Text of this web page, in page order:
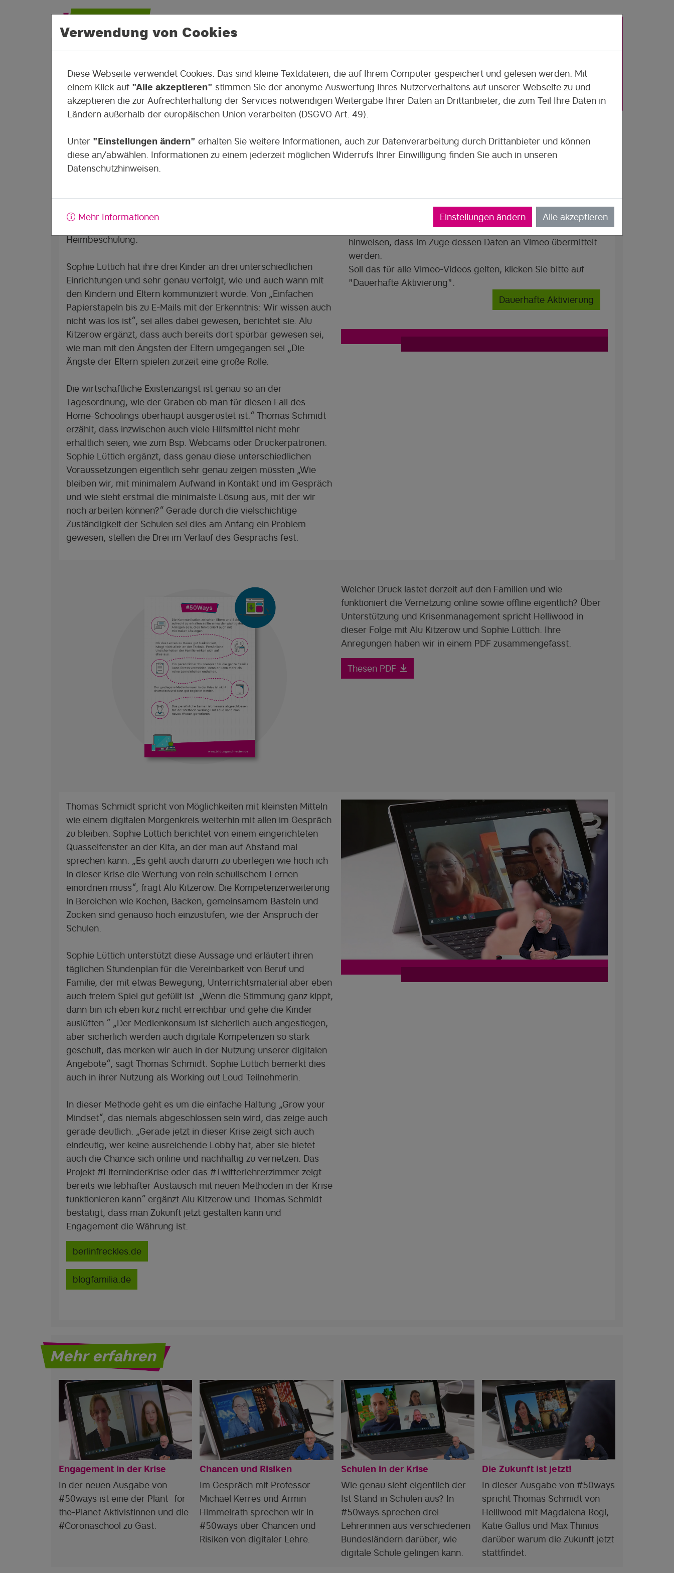
Schulfrust in der Krise
Über Schulfrust #Homeschooling und Kommunikation in Zeiten der Krise geht
es in dieser Folge von #50ways mit der Zukunftsforscherin Alu Kitzerow und
der Referentin Sophie Lüttich.
Helliwood mit der dreifachen Mutter und PR-Mitarbeiterin von
Fröbel e.V. Sophie Lüttich und der Zukunftsforscherin und
Heimbeschulung.
Sophie Lüttich hat ihre drei Kinder an drei unterschiedlichen
Einrichtungen und sehr genau verfolgt, wie und auch wann mit
den Kindern und Eltern kommuniziert wurde. Von „Einfachen
Papierstapeln bis zu E-Mails mit der Erkenntnis: Wir wissen auch
nicht was los ist“, sei alles dabei gewesen, berichtet sie. Alu
Kitzerow ergänzt, dass auch bereits dort spürbar gewesen sei,
wie man mit den Ängsten der Eltern umgegangen sei „Die
Ängste der Eltern spielen zurzeit eine große Rolle.
Die wirtschaftliche Existenzangst ist genau so an der
Tagesordnung, wie der Graben ob man für diesen Fall des
Home-Schoolings überhaupt ausgerüstet ist.“ Thomas Schmidt
erzählt, dass inzwischen auch viele Hilfsmittel nicht mehr
erhältlich seien, wie zum Bsp. Webcams oder Druckerpatronen.
Sophie Lüttich ergänzt, dass genau diese unterschiedlichen
Voraussetzungen eigentlich sehr genau zeigen müssten „Wie
bleiben wir, mit minimalem Aufwand in Kontakt und im Gespräch
und wie sieht erstmal die minimalste Lösung aus, mit der wir
noch arbeiten können?“ Gerade durch die vielschichtige
Zuständigkeit der Schulen sei dies am Anfang ein Problem
gewesen, stellen die Drei im Verlauf des Gesprächs fest.
Zustimmung erforderlich
Durch das Klicken auf dieses Video wird das entsprechende
Vimeo-Video eingeblendet. Wir möchten Sie darauf
hinweisen, dass im Zuge dessen Daten an Vimeo übermittelt
werden.
Soll das für alle Vimeo-Videos gelten, klicken Sie bitte auf
"Dauerhafte Aktivierung".
Dauerhafte Aktivierung
Welcher Druck lastet derzeit auf den Familien und wie
funktioniert die Vernetzung online sowie offline eigentlich? Über
Unterstützung und Krisenmanagement spricht Helliwood in
dieser Folge mit Alu Kitzerow und Sophie Lüttich. Ihre
Anregungen haben wir in einem PDF zusammengefasst.
Thesen PDF
Thomas Schmidt spricht von Möglichkeiten mit kleinsten Mitteln
wie einem digitalen Morgenkreis weiterhin mit allen im Gespräch
zu bleiben. Sophie Lüttich berichtet von einem eingerichteten
Quasselfenster an der Kita, an der man auf Abstand mal
sprechen kann. „Es geht auch darum zu überlegen wie hoch ich
in dieser Krise die Wertung von rein schulischem Lernen
einordnen muss“, fragt Alu Kitzerow. Die Kompetenzerweiterung
in Bereichen wie Kochen, Backen, gemeinsamem Basteln und
Zocken sind genauso hoch einzustufen, wie der Anspruch der
Schulen.
Sophie Lüttich unterstützt diese Aussage und erläutert ihren
täglichen Stundenplan für die Vereinbarkeit von Beruf und
Familie, der mit etwas Bewegung, Unterrichtsmaterial aber eben
auch freiem Spiel gut gefüllt ist. „Wenn die Stimmung ganz kippt,
dann bin ich eben kurz nicht erreichbar und gehe die Kinder
auslüften.“ „Der Medienkonsum ist sicherlich auch angestiegen,
aber sicherlich werden auch digitale Kompetenzen so stark
geschult, das merken wir auch in der Nutzung unserer digitalen
Angebote“, sagt Thomas Schmidt. Sophie Lüttich bemerkt dies
auch in ihrer Nutzung als Working out Loud Teilnehmerin.
In dieser Methode geht es um die einfache Haltung „Grow your
Mindset“, das niemals abgeschlossen sein wird, das zeige auch
gerade deutlich. „Gerade jetzt in dieser Krise zeigt sich auch
eindeutig, wer keine ausreichende Lobby hat, aber sie bietet
auch die Chance sich online und nachhaltig zu vernetzen. Das
Projekt #ElterninderKrise oder das #Twitterlehrerzimmer zeigt
bereits wie lebhafter Austausch mit neuen Methoden in der Krise
funktionieren kann“ ergänzt Alu Kitzerow und Thomas Schmidt
bestätigt, dass man Zukunft jetzt gestalten kann und
Engagement die Währung ist.
berlinfreckles.de
blogfamilia.de
Mehr erfahren
Engagement in der Krise
In der neuen Ausgabe von
#50ways ist eine der Plant- for-
the-Planet Aktivistinnen und die
#Coronaschool zu Gast.
Chancen und Risiken
Im Gespräch mit Professor
Michael Kerres und Armin
Himmelrath sprechen wir in
#50ways über Chancen und
Risiken von digitaler Lehre.
Schulen in der Krise
Wie genau sieht eigentlich der
Ist Stand in Schulen aus? In
#50ways sprechen drei
Lehrerinnen aus verschiedenen
Bundesländern darüber, wie
digitale Schule gelingen kann.
Die Zukunft ist jetzt!
In dieser Ausgabe von #50ways
spricht Thomas Schmidt von
Helliwood mit Magdalena Rogl,
Katie Gallus und Max Thinius
darüber warum die Zukunft jetzt
stattfindet.
Verwendung von Cookies
Diese Webseite verwendet Cookies. Das sind kleine Textdateien, die auf Ihrem Computer gespeichert und gelesen werden. Mit
einem Klick auf "Alle akzeptieren" stimmen Sie der anonyme Auswertung Ihres Nutzerverhaltens auf unserer Webseite zu und
akzeptieren die zur Aufrechterhaltung der Services notwendigen Weitergabe Ihrer Daten an Drittanbieter, die zum Teil Ihre Daten in
Ländern außerhalb der europäischen Union verarbeiten (DSGVO Art. 49).
Unter "Einstellungen ändern" erhalten Sie weitere Informationen, auch zur Datenverarbeitung durch Drittanbieter und können
diese an/abwählen. Informationen zu einem jederzeit möglichen Widerrufs Ihrer Einwilligung finden Sie auch in unseren
Datenschutzhinweisen.
Mehr Informationen Einstellungen ändern Alle akzeptieren